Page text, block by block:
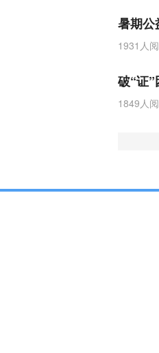
暑期公
1931人
破“证
1849人